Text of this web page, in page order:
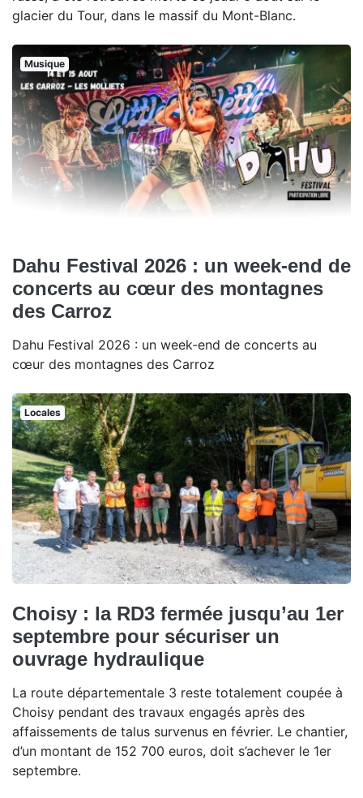
glacier du Tour, dans le massif du Mont-Blanc.
Musique
Dahu Festival 2026 : un week-end de
concerts au cœur des montagnes
des Carroz
Dahu Festival 2026 : un week-end de concerts au
cœur des montagnes des Carroz
Locales
Choisy : la RD3 fermée jusqu’au 1er
septembre pour sécuriser un
ouvrage hydraulique
La route départementale 3 reste totalement coupée à
Choisy pendant des travaux engagés après des
affaissements de talus survenus en février. Le chantier,
d’un montant de 152 700 euros, doit s’achever le 1er
septembre.